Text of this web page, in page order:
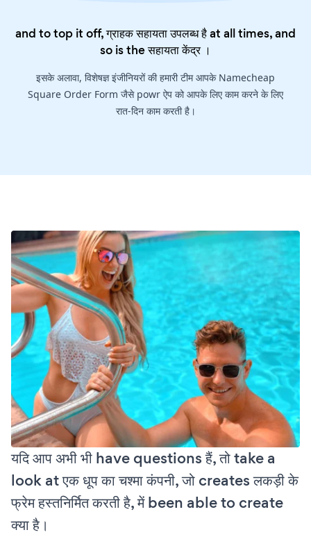
and to top it off, ग्राहक सहायता उपलब्ध है at all times, and
so is theसहायता केंद्र।
इसके अलावा, विशेषज्ञ इंजीनियरों की हमारी टीम आपके Namecheap
Square Order Form जैसे powr ऐप को आपके लिए काम करने के लिए
रात-दिन काम करती है।
यदि आप अभी भी have questions हैं, तो take a
look at एक धूप का चश्मा कंपनी, जो creates लकड़ी के
फ्रेम हस्तनिर्मित करती है, में been able to create
क्या है।